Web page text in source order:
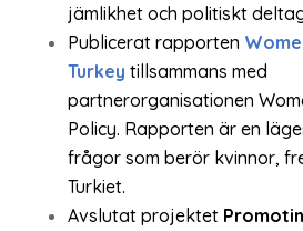
jämlikhet och politiskt
Publicerat rapporten
Turkey tillsammans med
partnerorganisationen
Policy. Rapporten är en
frågor som berör kvinnor,
Turkiet.
Avslutat projektet